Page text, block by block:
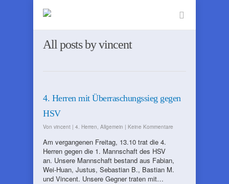
All posts by vincent
4. Herren mit Überraschungssieg gegen
HSV
Von vincent | 4. Herren, Allgemein | Keine Kommentare
Am vergangenen Freitag, 13.10 trat die 4.
Herren gegen die 1. Mannschaft des HSV
an. Unsere Mannschaft bestand aus Fabian,
Wei-Huan, Justus, Sebastian B., Bastian M.
und Vincent. Unsere Gegner traten mit…